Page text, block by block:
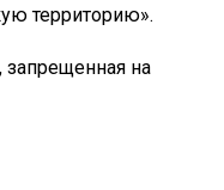
территорию».
запрещенная на